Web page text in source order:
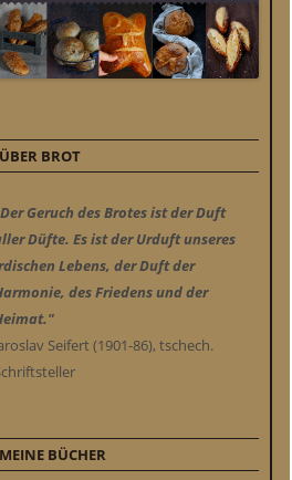
ÜBER BROT
Geruch des Brotes ist der Duft
Düfte. Es ist der Urduft unseres
Lebens, der Duft der
des Friedens und der
Seifert (1901-86), tschech.
MEINE BÜCHER